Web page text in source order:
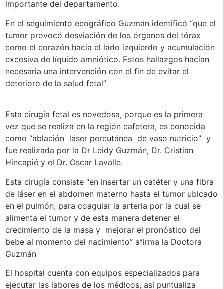
importante del departamento.
En el seguimiento ecográfico Guzmán identificó “que el
tumor provocó desviación de los órganos del tórax
como el corazón hacia el lado izquierdo y acumulación
excesiva de líquido amniótico. Estos hallazgos hacían
necesaria una intervención con el fin de evitar el
deterioro de la salud fetal”
Esta cirugía fetal es novedosa, porque es la primera
vez que se realiza en la región cafetera, es conocida
como “ablación láser percutánea de vaso nutricio” y
fue realizada por la Dr Leidy Guzmán, Dr. Cristian
Hincapié y el Dr. Oscar Lavalle.
Esta cirugía consiste “en insertar un catéter y una fibra
de láser en el abdomen materno hasta el tumor ubicado
en el pulmón, para coagular la arteria por la cual se
alimenta el tumor y de esta manera detener el
crecimiento de la masa y mejorar el pronóstico del
bebe al momento del nacimiento” afirma la Doctora
Guzmán
El hospital cuenta con equipos especializados para
ejecutar las labores de los médicos, así puntualiza